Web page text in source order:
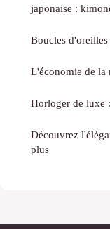
japonaise :
Boucles
L'économie de la
Horloger de luxe
Découvrez
plus